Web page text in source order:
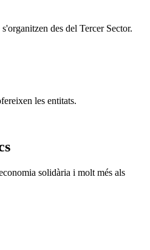
des del Tercer Sector.
les entitats.
solidària i molt més als